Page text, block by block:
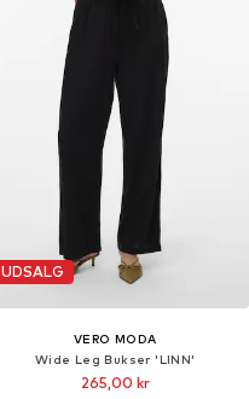
UDSALG
VERO MODA
Wide Leg Bukser 'LINN'
265,00 kr